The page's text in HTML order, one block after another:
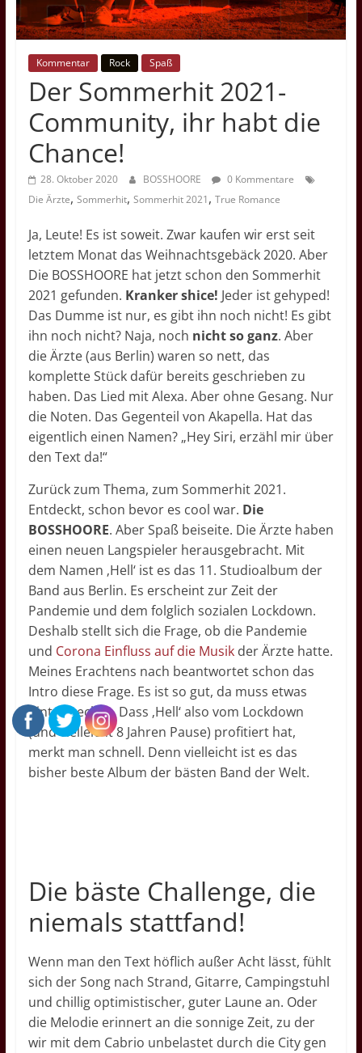
Übersetzungen,
Kritiken
und
Videovorschläge
Kommentar Rock Spaß
Der Sommerhit 2021-
Community, ihr habt die
Chance!
28. Oktober 2020 BOSSHOORE
0 Kommentare
Die Ärzte, Sommerhit, Sommerhit 2021, True Romance
Ja, Leute! Es ist soweit. Zwar kaufen wir erst seit
letztem Monat das Weihnachtsgebäck 2020. Aber
Die BOSSHOORE hat jetzt schon den Sommerhit
2021 gefunden. Kranker shice! Jeder ist gehyped!
Das Dumme ist nur, es gibt ihn noch nicht! Es gibt
ihn noch nicht? Naja, noch nicht so ganz. Aber
die Ärzte (aus Berlin) waren so nett, das
komplette Stück dafür bereits geschrieben zu
haben. Das Lied mit Alexa. Aber ohne Gesang. Nur
die Noten. Das Gegenteil von Akapella. Hat das
eigentlich einen Namen? „Hey Siri, erzähl mir über
den Text da!“
Zurück zum Thema, zum Sommerhit 2021.
Entdeckt, schon bevor es cool war. Die
BOSSHOORE. Aber Spaß beiseite. Die Ärzte haben
einen neuen Langspieler herausgebracht. Mit
dem Namen ‚Hell‘ ist es das 11. Studioalbum der
Band aus Berlin. Es erscheint zur Zeit der
Pandemie und dem folglich sozialen Lockdown.
Deshalb stellt sich die Frage, ob die Pandemie
und Corona Einfluss auf die Musikder Ärzte hatte.
Meines Erachtens nach beantwortet schon das
Intro diese Frage. Es ist so gut, da muss etwas
hinterstecken. Dass ‚Hell‘ also vom Lockdown
(und vielleicht 8 Jahren Pause) profitiert hat,
merkt man schnell. Denn vielleicht ist es das
bisher beste Album der bästen Band der Welt.
Die bäste Challenge, die
niemals stattfand!
Wenn man den Text höflich außer Acht lässt, fühlt
sich der Song nach Strand, Gitarre, Campingstuhl
und chillig optimistischer, guter Laune an. Oder
die Melodie erinnert an die sonnige Zeit, zu der
wir mit dem Cabrio unbelastet durch die City gen